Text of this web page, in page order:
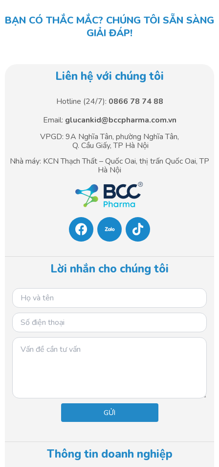
BẠN CÓ THẮC MẮC? CHÚNG TÔI SẴN SÀNG
GIẢI ĐÁP!
Liên hệ với chúng tôi
Hotline (24/7): 0866 78 74 88
Email: glucankid@bccpharma.com.vn
VPGD: 9A Nghĩa Tân, phường Nghĩa Tân,
Q. Cầu Giấy, TP Hà Nội
Nhà máy: KCN Thạch Thất – Quốc Oai, thị trấn Quốc Oai, TP
Hà Nội
F
a
c
b
o
o
i
k
o
k
Lời nhắn cho chúng tôi
Thông tin doanh nghiệp